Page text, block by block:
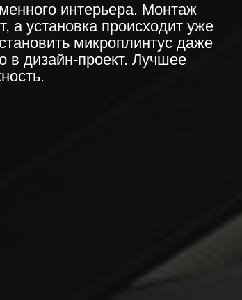
интерьера. Монтаж
а установка происходит уже
микроплинтус даже
в дизайн-проект. Лучшее